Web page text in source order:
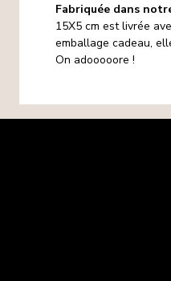
Fabriquée dans
15X5 cm est livrée
emballage cadeau,
On adooooore !